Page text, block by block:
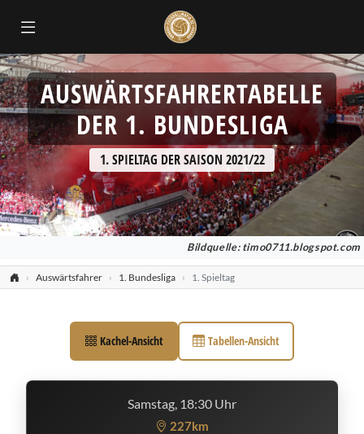
AUSWÄRTSFAHRERTABELLE
DER 1. BUNDESLIGA
1. SPIELTAG DER SAISON 2021/22
Bildquelle: timo0711.blogspot.com
Auswärtsfahrer 1. Bundesliga 1. Spieltag
Kachel-Ansicht Tabellen-Ansicht
Samstag, 18:30 Uhr
227km